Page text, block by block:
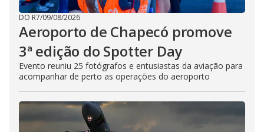
DO R7/09/08/2026
Aeroporto de Chapecó promove
3ª edição do Spotter Day
Evento reuniu 25 fotógrafos e entusiastas da aviação para
acompanhar de perto as operações do aeroporto